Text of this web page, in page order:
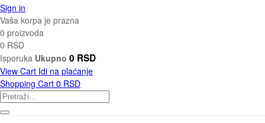
Sign in
Vaša korpa je prazna
0 proizvoda
0 RSD
Isporuka Ukupno 0 RSD
View Cart Idi na plaćanje
Shopping Cart 0 RSD